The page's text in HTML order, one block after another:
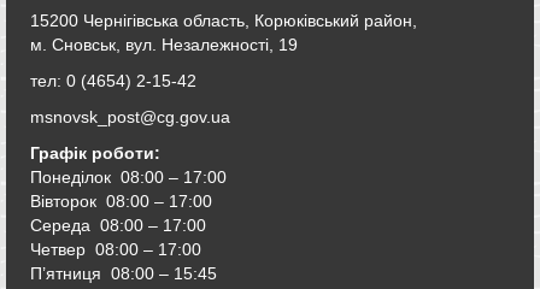
15200 Чернігівська область, Корюківський район,
м. Сновськ, вул. Незалежності, 19
тел: 0 (4654) 2-15-42
msnovsk_post@cg.gov.ua
Графік роботи:
Понеділок 08:00 – 17:00
Вівторок 08:00 – 17:00
Середа 08:00 – 17:00
Четвер 08:00 – 17:00
П’ятниця 08:00 – 15:45